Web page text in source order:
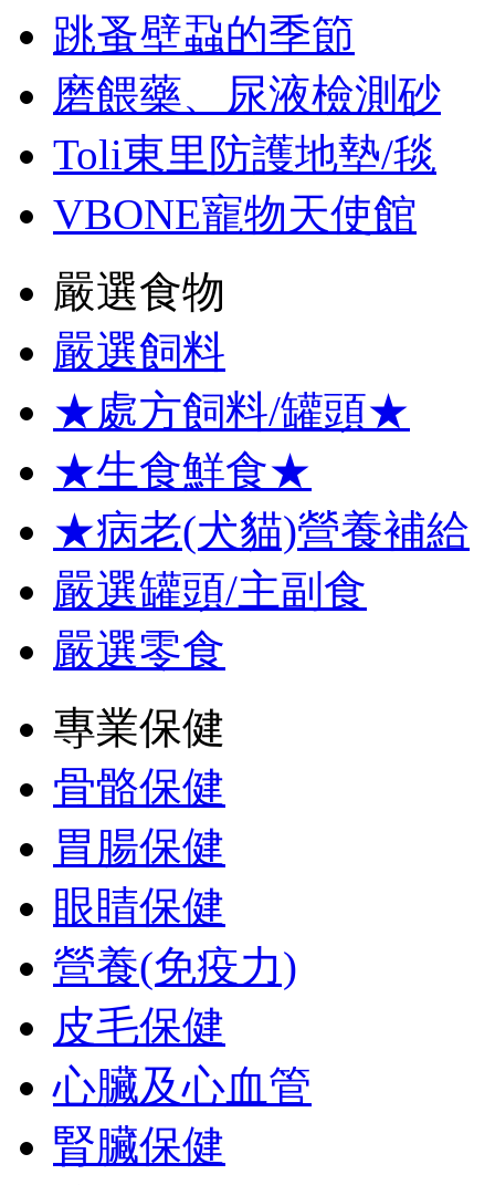
跳蚤壁蝨的季節
磨餵藥、尿液檢測砂
Toli東里防護地墊/毯
VBONE寵物天使館
嚴選食物
嚴選飼料
★處方飼料/罐頭★
★生食鮮食★
★病老(犬貓)營養補給
嚴選罐頭/主副食
嚴選零食
專業保健
骨骼保健
胃腸保健
眼睛保健
營養(免疫力)
皮毛保健
心臟及心血管
腎臟保健